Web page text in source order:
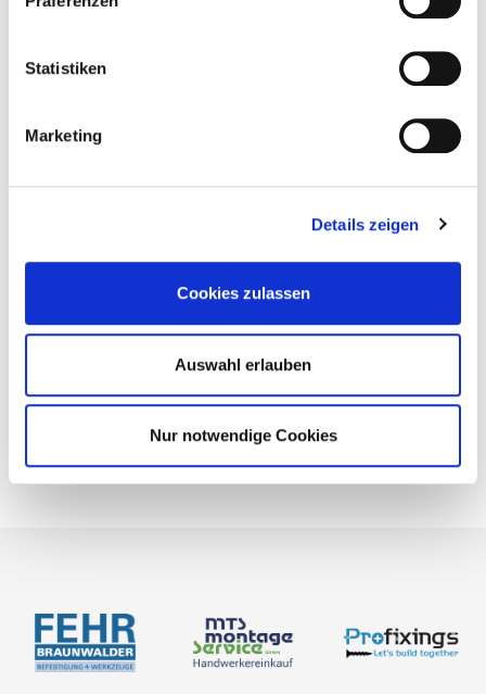
Statistiken
Marketing
Details zeigen
Cookies zulassen
Auswahl erlauben
Nur notwendige Cookies
Abonnieren Sie jetzt unseren
Nie wieder Neuigkeiten rund um Eurotec verpassen.
Datenschutzerklärung
Weiter zu Schritt 2 von 2
BIM-Portal
Kataloge